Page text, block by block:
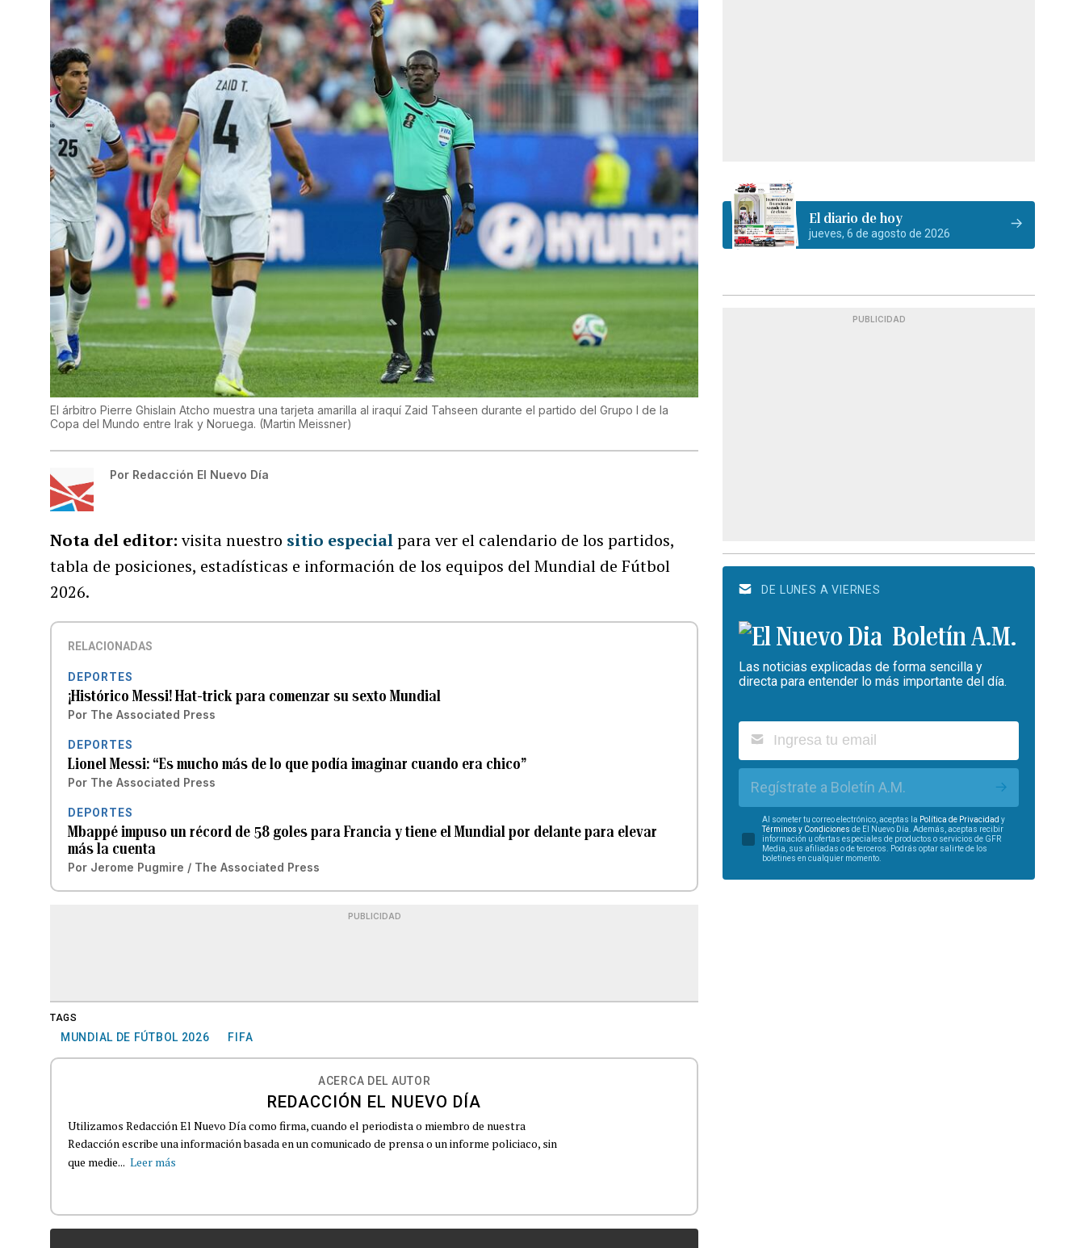
El árbitro Pierre Ghislain Atcho muestra una tarjeta amarilla al iraquí Zaid Tahseen durante el partido del Grupo I de la
Copa del Mundo entre Irak y Noruega. (Martin Meissner)
Por Redacción El Nuevo Día
Nota del editor:visita nuestro sitio especialpara ver el calendario de los partidos,
tabla de posiciones, estadísticas e información de los equipos del Mundial de Fútbol
2026.
RELACIONADAS
DEPORTES
¡Histórico Messi! Hat-trick para comenzar su sexto Mundial
Por The Associated Press
DEPORTES
Lionel Messi: “Es mucho más de lo que podía imaginar cuando era chico”
Por The Associated Press
DEPORTES
Mbappé impuso un récord de 58 goles para Francia y tiene el Mundial por delante para elevar
más la cuenta
Por Jerome Pugmire / The Associated Press
PUBLICIDAD
TAGS
MUNDIAL DE FÚTBOL 2026 FIFA
ACERCA DEL AUTOR
REDACCIÓN EL NUEVO DÍA
Utilizamos Redacción El Nuevo Día como firma, cuando el periodista o miembro de nuestra
Redacción escribe una información basada en un comunicado de prensa o un informe policiaco, sin
que medie... Leer más
El diario de hoy
jueves, 6 de agosto de 2026
PUBLICIDAD
DE LUNES A VIERNES
Boletín A.M.
Las noticias explicadas de forma sencilla y
directa para entender lo más importante del día.
Regístrate a Boletín A.M.
Al someter tu correo electrónico, aceptas la Política de Privacidad y
Términos y Condiciones de El Nuevo Día. Además, aceptas recibir
información u ofertas especiales de productos o servicios de GFR
Media, sus afiliadas o de terceros. Podrás optar salirte de los
boletines en cualquier momento.